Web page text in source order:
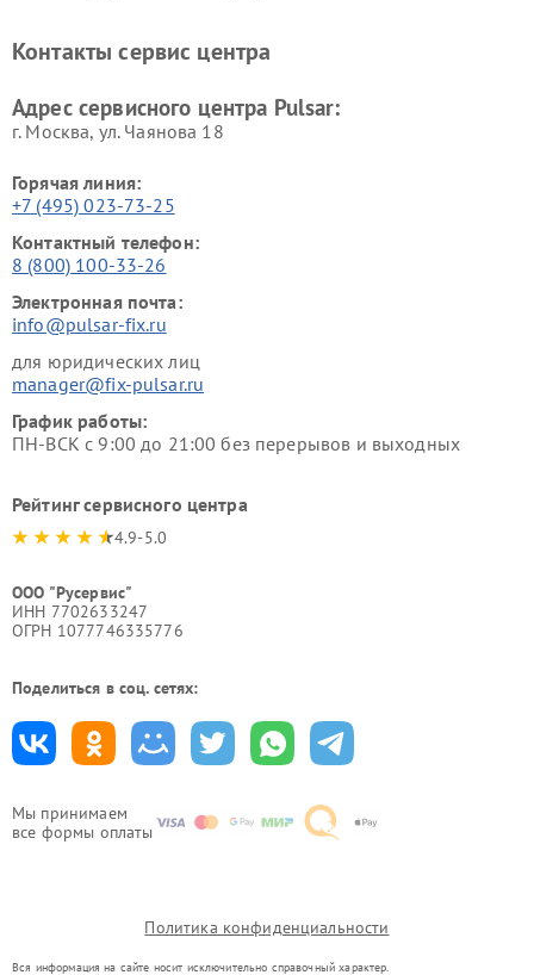
Мы принимаем
все формы оплаты
Контакты сервис центра
Адрес сервисного центра Pulsar:
г. Москва, ул. Чаянова 18
Горячая линия:
+7 (495) 023-73-25
Контактный телефон:
8 (800) 100-33-26
Электронная почта:
info@pulsar-fix.ru
для юридических лиц
manager@fix-pulsar.ru
График работы:
ПН-ВСК с 9:00 до 21:00 без перерывов и выходных
Рейтинг сервисного центра
4.9-5.0
ООО "Русервис"
ИНН 7702633247
ОГРН 1077746335776
Поделиться в соц. сетях:
Политика конфиденциальности
Вся информация на сайте носит исключительно справочный характер.